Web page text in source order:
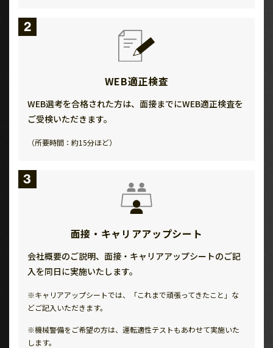
2
WEB適正検査
WEB選考を合格された方は、面接までにWEB適正検査を
ご受検いただきます。
（所要時間：約15分ほど）
3
面接・キャリアアップシート
会社概要のご説明、面接・キャリアアップシートのご記
入を同日に実施いたします。
※キャリアアップシートでは、「これまで頑張ってきたこと」な
どご記入いただきます。
※機械警備をご希望の方は、運転適性テストもあわせて実施いた
します。